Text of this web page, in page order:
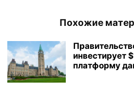
Похожие
инвестирует
платформу